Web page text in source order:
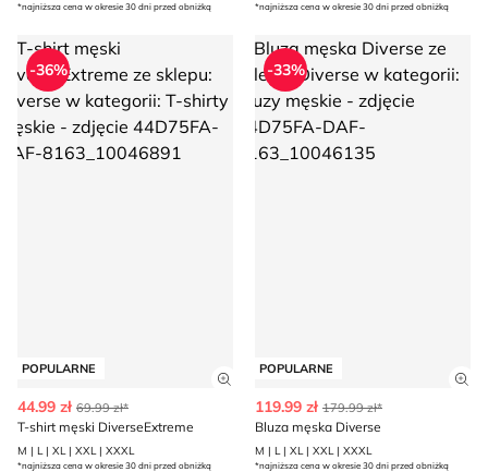
*najniższa cena w okresie 30 dni przed obniżką *najniższa cena w okresie 30 dni przed obniżką
shirt męski DiverseExtreme
POPULARNE
-36%
Zobacz szczegóły produktu
44.99 zł 69.99 zł*
T-shirt męski DiverseExtreme
M | L | XL | XXL | XXXL
*najniższa cena w okresie 30 dni przed obniżką
Bluza męska Diverse
POPULARNE
-33%
119.99 zł 179.99 zł*
Bluza męska Diverse
M | L | XL | XXL | XXXL
*najniższa cena w okresie 30 dni przed obniżką